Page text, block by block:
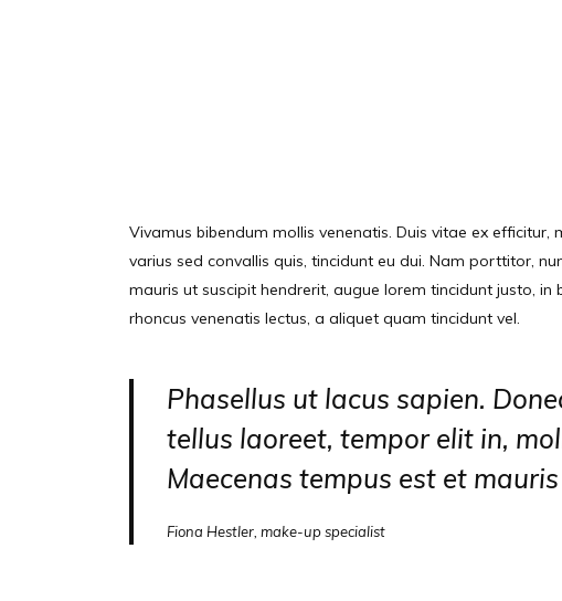
Vivamus bibendum mollis venenatis. Duis vitae ex
varius sed convallis quis, tincidunt eu dui. Nam porttitor,
mauris ut suscipit hendrerit, augue lorem tincidunt justo,
rhoncus venenatis lectus, a aliquet quam tincidunt vel.
Phasellus ut lacus sapien.
tellus laoreet, tempor elit in,
Maecenas tempus est et
Fiona Hestler, make-up specialist